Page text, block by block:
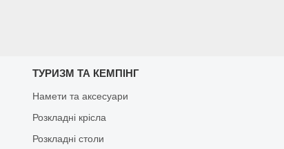
ТУРИЗМ ТА КЕМПІНГ
Намети та аксесуари
Розкладні крісла
Розкладні столи